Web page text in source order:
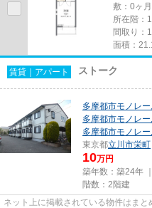
敷：0ヶ
所在階：
間取り：
面積：
賃貸｜アパート ストーク
多摩都市モノレ
多摩都市モノレ
多摩都市モノレ
東京都立川市栄町
10万円
築年数：築24年
階数：2階建
ネット上に掲載されている物件はまと